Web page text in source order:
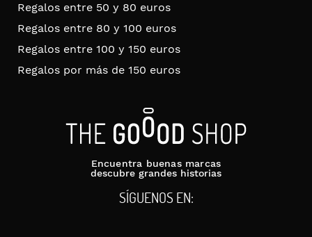
Regalos entre 50 y 80 euros
Regalos entre 80 y 100 euros
Regalos entre 100 y 150 euros
Regalos por más de 150 euros
Encuentra buenas marcas
descubre grandes historias
SÍGUENOS EN: